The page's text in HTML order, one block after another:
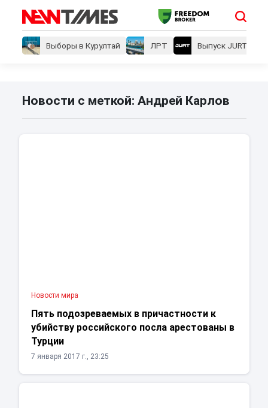
Выборы в Курултай ЛРТ Выпуск JURT
Новости с меткой: Андрей Карлов
Новости мира
Пять подозреваемых в причастности к
убийству российского посла арестованы в
Турции
7 января 2017 г., 23:25